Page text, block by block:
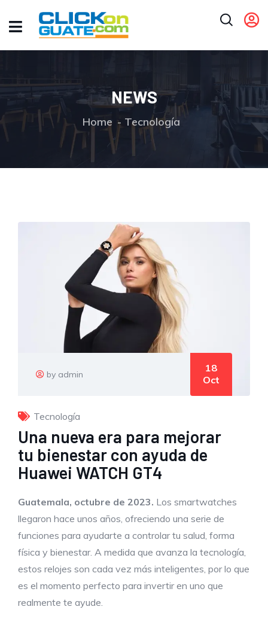
NEWS
Home Tecnología
by admin
18
Oct
Tecnología
Una nueva era para mejorar
tu bienestar con ayuda de
Huawei WATCH GT4
Guatemala, octubre de 2023. Los smartwatches
llegaron hace unos años, ofreciendo una serie de
funciones para ayudarte a controlar tu salud, forma
física y bienestar. A medida que avanza la tecnología,
estos relojes son cada vez más inteligentes, por lo que
es el momento perfecto para invertir en uno que
realmente te ayude.